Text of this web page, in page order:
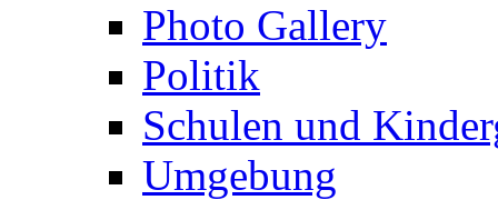
Photo Gallery
Politik
Schulen und
Umgebung